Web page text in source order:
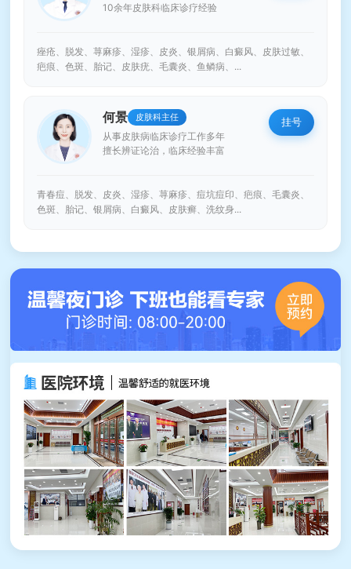
10余年皮肤科临床诊疗经验
痤疮、脱发、荨麻疹、湿疹、皮炎、银屑病、白癜风、皮肤过敏、
疤痕、色斑、胎记、皮肤疣、毛囊炎、鱼鳞病、...
何景 皮肤科主任
从事皮肤病临床诊疗工作多年
擅长辨证论治，临床经验丰富
挂号
青春痘、脱发、皮炎、湿疹、荨麻疹、痘坑痘印、疤痕、毛囊炎、
色斑、胎记、银屑病、白癜风、皮肤癣、洗纹身...